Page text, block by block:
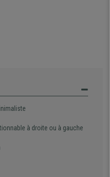
à droite ou à gauche